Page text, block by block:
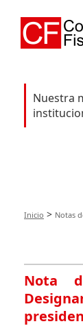
Nuestra
Inicio > Notas
Nota